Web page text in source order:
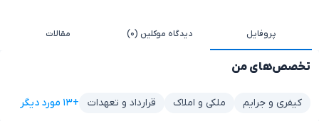
پروفایل دیدگاه موکلین (۰) مقالات
تخصص‌های من
کیفری و جرایم ملکی و املاک قرارداد و تعهدات +۱۳ مورد دیگر